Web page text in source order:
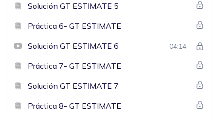
Solución GT ESTIMATE 5
Práctica 6- GT ESTIMATE
Solución GT ESTIMATE 6 04:14
Práctica 7- GT ESTIMATE
Solución GT ESTIMATE 7
Práctica 8- GT ESTIMATE